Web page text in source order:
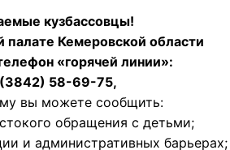
кузбассовцы!
Кемеровской области
«горячей линии»:
58-69-75,
вы можете сообщить:
обращения с детьми;
и административных барьерах;